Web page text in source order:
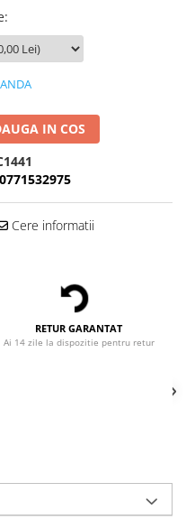
:
IN COS
0771532975
Cere informatii
RETUR GARANTAT
Ai 14 zile la dispozitie pentru retur